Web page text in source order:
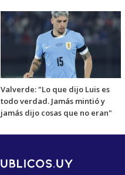
Valverde: "Lo que dijo Luis es
todo verdad. Jamás mintió y
jamás dijo cosas que no eran"